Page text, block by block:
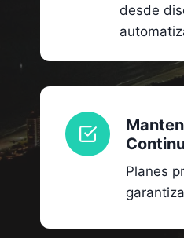
desde
Planes